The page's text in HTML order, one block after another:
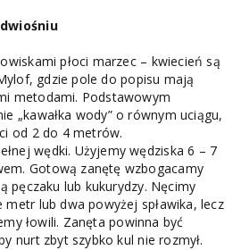
płoci marzec – kwiecień są
gdzie pole do popisu mają
metodami. Podstawowym
„kawałka wody” o równym uciągu,
od 2 do 4 metrów.
wędki. Użyjemy wędziska 6 – 7
Gotową zanętę wzbogacamy
pęczaku lub kukurydzy. Nęcimy
lub dwa powyżej spławika, lecz
łowili. Zanęta powinna być
nurt zbyt szybko kul nie rozmył.